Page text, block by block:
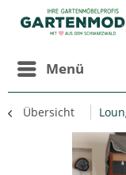
Menü
Übersicht